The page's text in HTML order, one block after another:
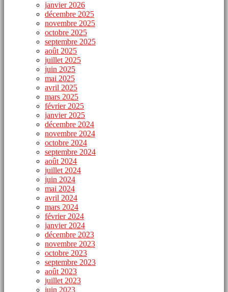
janvier 2026
décembre 2025
novembre 2025
octobre 2025
septembre 2025
août 2025
juillet 2025
juin 2025
mai 2025
avril 2025
mars 2025
février 2025
janvier 2025
décembre 2024
novembre 2024
octobre 2024
septembre 2024
août 2024
juillet 2024
juin 2024
mai 2024
avril 2024
mars 2024
février 2024
janvier 2024
décembre 2023
novembre 2023
octobre 2023
septembre 2023
août 2023
juillet 2023
juin 2023